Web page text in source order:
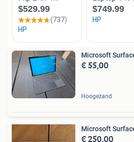
Microsoft
€ 55,00
Hoogezand
Microsoft
€ 250,00